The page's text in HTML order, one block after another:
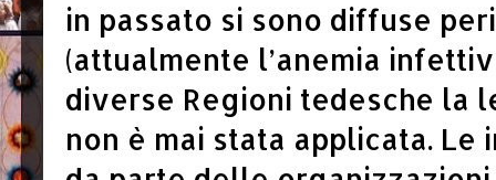
in passato si sono diffuse
(attualmente l’anemia
diverse Regioni tedesche la
non è mai stata applicata. Le